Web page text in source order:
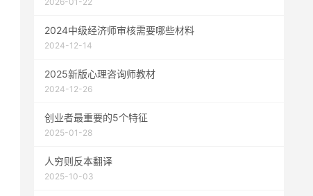
2024中级经济师审核需要哪些材料
2024-12-14
2025新版心理咨询师教材
2024-12-26
创业者最重要的5个特征
2025-01-28
人穷则反本翻译
2025-10-03